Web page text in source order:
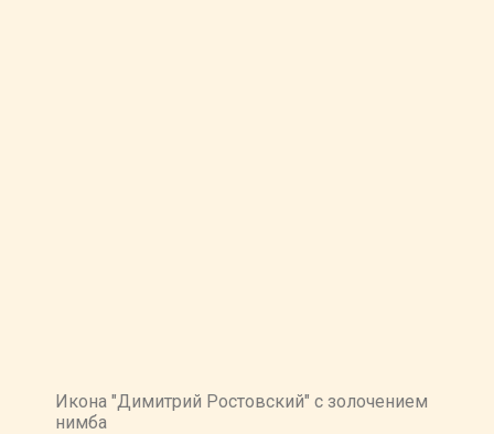
Икона "Димитрий Ростовский" с золочением
нимба